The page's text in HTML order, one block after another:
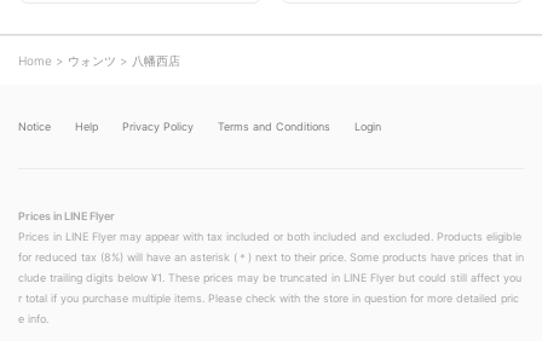
o
w
Home ウォンツ 八幡西店
Notice Help Privacy Policy Terms and Conditions Login
Prices in LINE Flyer
Prices in LINE Flyer may appear with tax included or both included and excluded. Products eligible
for reduced tax (8%) will have an asterisk (＊) next to their price. Some products have prices that in
clude trailing digits below ¥1. These prices may be truncated in LINE Flyer but could still affect you
r total if you purchase multiple items. Please check with the store in question for more detailed pric
e info.